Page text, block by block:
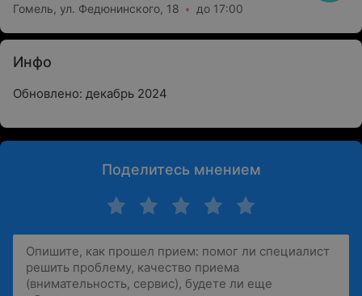
Гомель, ул. Федюнинского, 18 до 17:00
Инфо
Обновлено: декабрь 2024
Поделитесь мнением